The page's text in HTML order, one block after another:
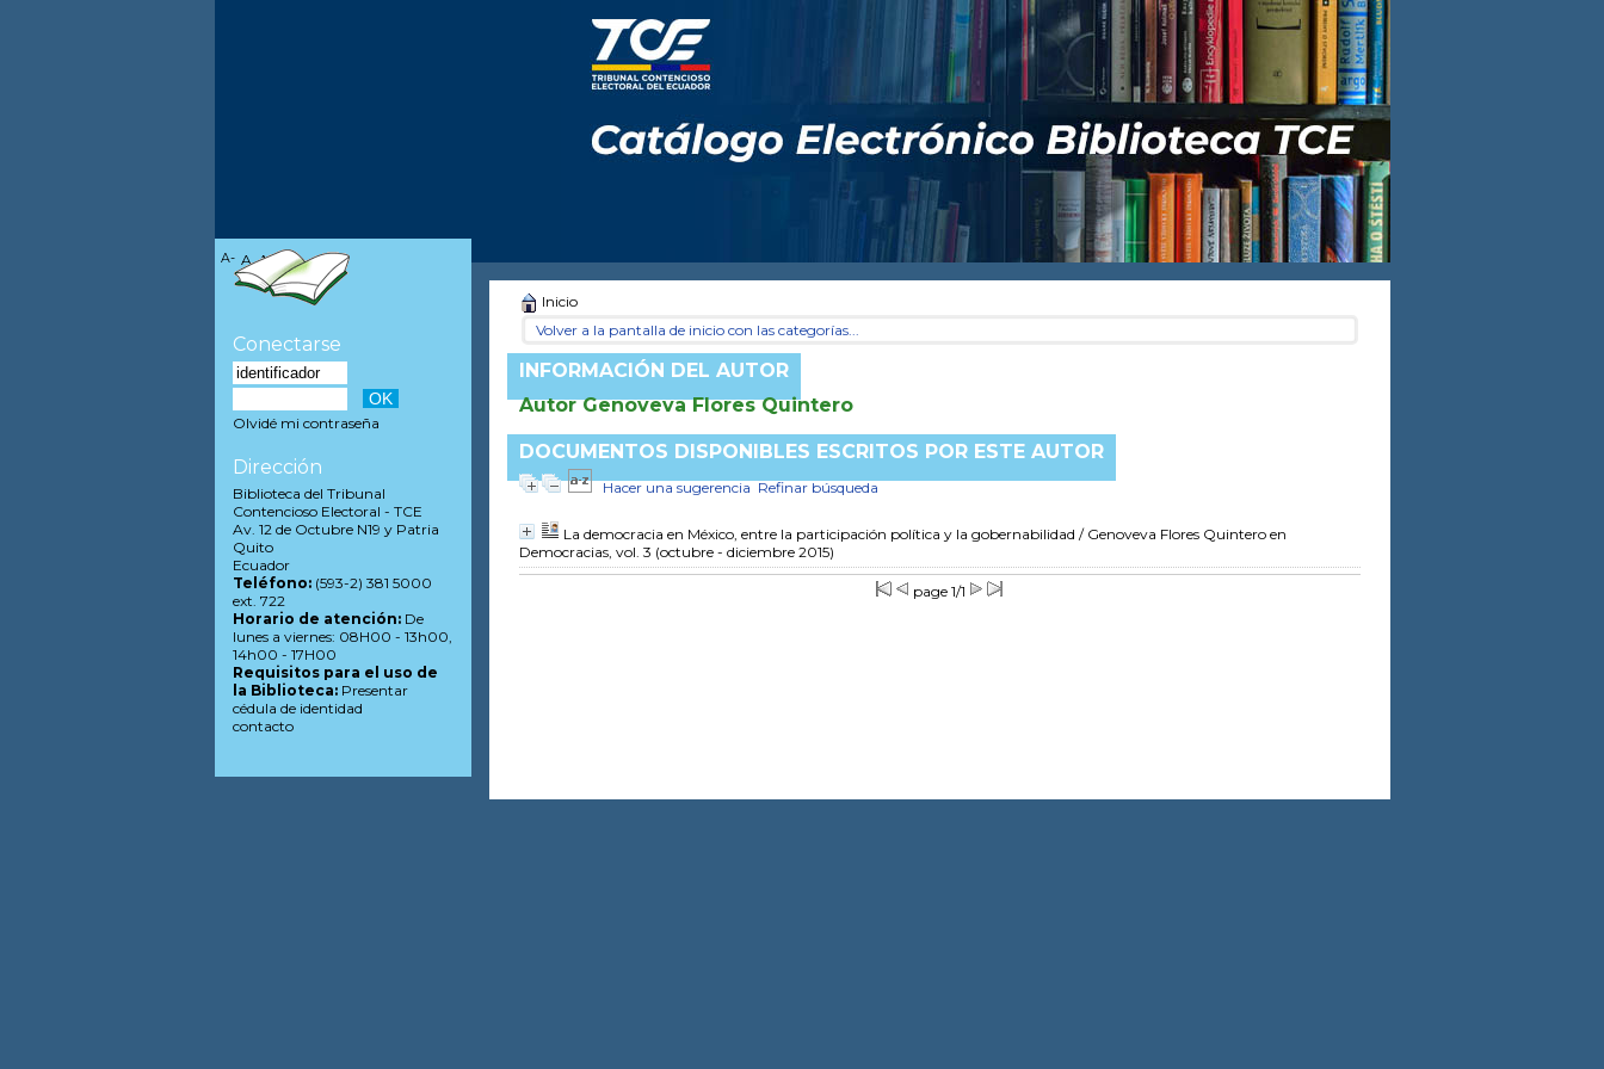
Inicio
Volver a la pantalla de inicio con las categorías...
INFORMACIÓN DEL AUTOR
Autor Genoveva Flores Quintero
DOCUMENTOS DISPONIBLES ESCRITOS POR ESTE AUTOR
Hacer una sugerencia Refinar búsqueda
La democracia en México, entre la participación política y la gobernabilidad / Genoveva Flores Quintero en
Democracias, vol. 3 (octubre - diciembre 2015)
page 1/1
A- A A+
Conectarse
Olvidé mi contraseña
Dirección
Biblioteca del Tribunal
Contencioso Electoral - TCE
Av. 12 de Octubre N19 y Patria
Quito
Ecuador
Teléfono:(593-2) 381 5000
ext. 722
Horario de atención:De
lunes a viernes: 08H00 - 13h00,
14h00 - 17H00
Requisitos para el uso de
la Biblioteca:Presentar
cédula de identidad
contacto